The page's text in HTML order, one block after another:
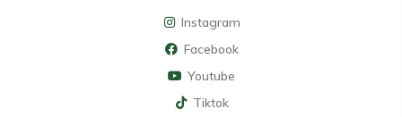
Instagram
Facebook
Youtube
Tiktok